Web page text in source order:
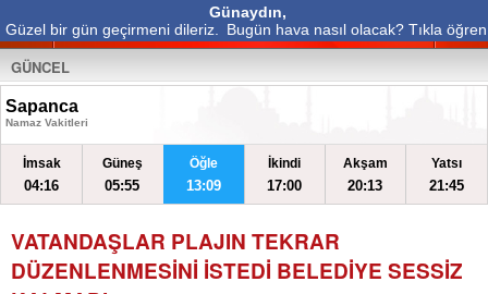
Günaydın,
Güzel bir gün geçirmeni dileriz.
Bugün hava nasıl olacak? Tıkla öğren
GÜNCEL
Sapanca
Namaz Vakitleri
İmsak
04:16
Güneş
05:55
Öğle
13:09
İkindi
17:00
Akşam
20:13
Yatsı
21:45
VATANDAŞLAR PLAJIN TEKRAR
DÜZENLENMESİNİ İSTEDİ BELEDİYE SESSİZ